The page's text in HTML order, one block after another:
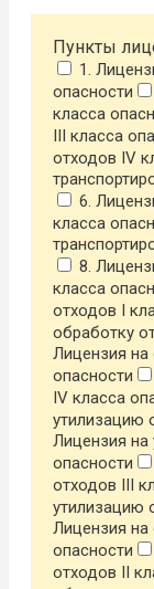
Пункты
1.
опасности
класса
III класса
отходов IV
6.
класса
8.
класса
отходов I
обработку
Лицензия на
опасности
IV класса
утилизацию
Лицензия на
опасности
отходов III
утилизацию
Лицензия на
опасности
отходов II